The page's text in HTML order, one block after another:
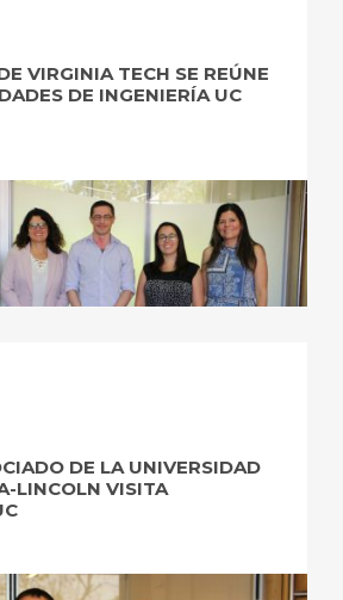
VIRGINIA TECH SE REÚNE
DE INGENIERÍA UC
DE LA UNIVERSIDAD
LINCOLN VISITA